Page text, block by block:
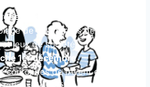
3 novembre
de calendriers de
et jeux de société
1er décembre
couronnes de l’Avent et